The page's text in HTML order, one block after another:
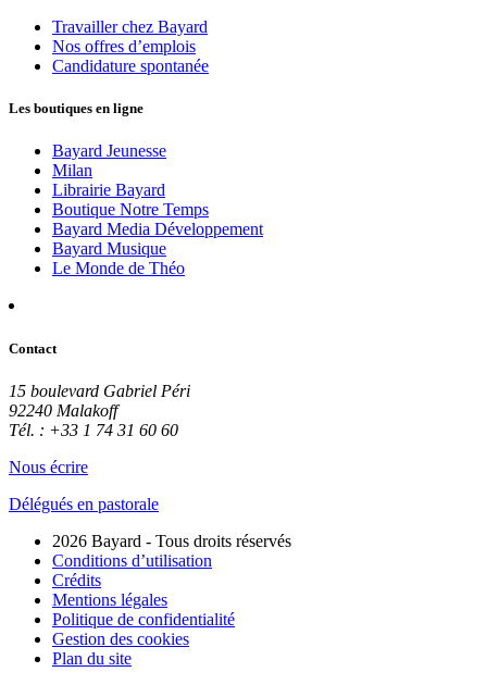
Travailler chez Bayard
Nos offres d’emplois
Candidature spontanée
Les boutiques en ligne
Bayard Jeunesse
Milan
Librairie Bayard
Boutique Notre Temps
Bayard Media Développement
Bayard Musique
Le Monde de Théo
Contact
15 boulevard Gabriel Péri
92240 Malakoff
Tél. : +33 1 74 31 60 60
Nous écrire
Délégués en pastorale
2026 Bayard - Tous droits réservés
Conditions d’utilisation
Crédits
Mentions légales
Politique de confidentialité
Gestion des cookies
Plan du site